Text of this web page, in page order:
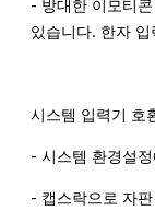
- 방대한 이모티
있습니다. 한자
시스템 입력기 호
- 시스템 환경설
- 캡스락으로 자